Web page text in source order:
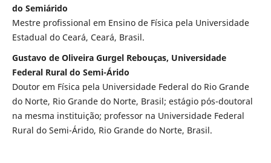
do Semiárido
Mestre profissional em Ensino de Física pela Universidade
Estadual do Ceará, Ceará, Brasil.
Gustavo de Oliveira Gurgel Rebouças, Universidade
Federal Rural do Semi-Árido
Doutor em Física pela Universidade Federal do Rio Grande
do Norte, Rio Grande do Norte, Brasil; estágio pós-doutoral
na mesma instituição; professor na Universidade Federal
Rural do Semi-Árido, Rio Grande do Norte, Brasil.